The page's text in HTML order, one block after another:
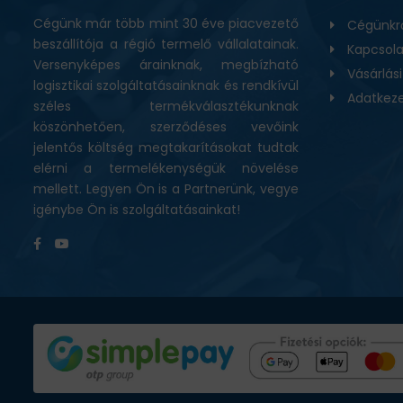
BEMUTATKOZÁS
ÜZLETEINK
HÍREK
VÁSÁRLÁSI INFORMÁCIÓK
KAPCSOLAT
Cégünk már több mint 30 éve piacvezető
beszállítója a régió termelő vállalatainak.
Versenyképes árainknak, megbízható
logisztikai szolgáltatásainknak és rendkívül
széles termékválasztékunknak
köszönhetően, szerződéses vevőink
jelentős költség megtakarításokat tudtak
elérni a termelékenységük növelése
mellett. Legyen Ön is a Partnerünk, vegye
igénybe Ön is szolgáltatásainkat!